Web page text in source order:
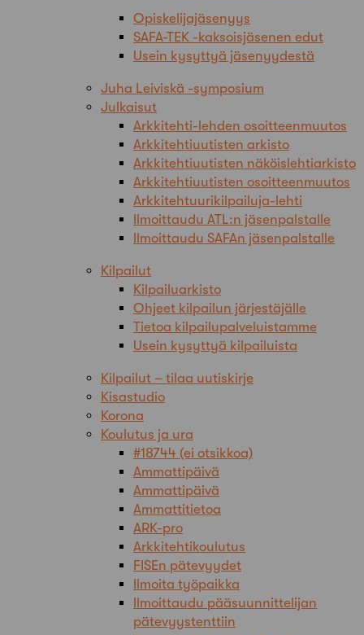
Opiskelijajäsenyys
SAFA-TEK -kaksoisjäsenen edut
Usein kysyttyä jäsenyydestä
Juha Leiviskä -symposium
Julkaisut
Arkkitehti-lehden osoitteenmuutos
Arkkitehtiuutisten arkisto
Arkkitehtiuutisten näköislehtiarkisto
Arkkitehtiuutisten osoitteenmuutos
Arkkitehtuurikilpailuja-lehti
Ilmoittaudu ATL:n jäsenpalstalle
Ilmoittaudu SAFAn jäsenpalstalle
Kilpailut
Kilpailuarkisto
Ohjeet kilpailun järjestäjälle
Tietoa kilpailupalveluistamme
Usein kysyttyä kilpailuista
Kilpailut – tilaa uutiskirje
Kisastudio
Korona
Koulutus ja ura
#18744 (ei otsikkoa)
Ammattipäivä
Ammattipäivä
Ammattitietoa
ARK-pro
Arkkitehtikoulutus
FISEn pätevyydet
Ilmoita työpaikka
Ilmoittaudu pääsuunnittelijan
pätevyystenttiin